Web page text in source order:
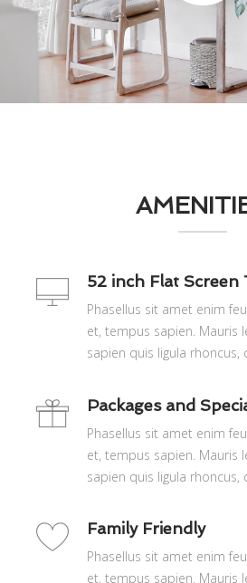
52 inch Flat Screen
Phasellus sit amet enim
et, tempus sapien. Mauris
sapien quis ligula rhoncus,
Packages and
Phasellus sit amet enim
et, tempus sapien. Mauris
sapien quis ligula rhoncus,
Family Friendly
Phasellus sit amet enim
et, tempus sapien. Mauris